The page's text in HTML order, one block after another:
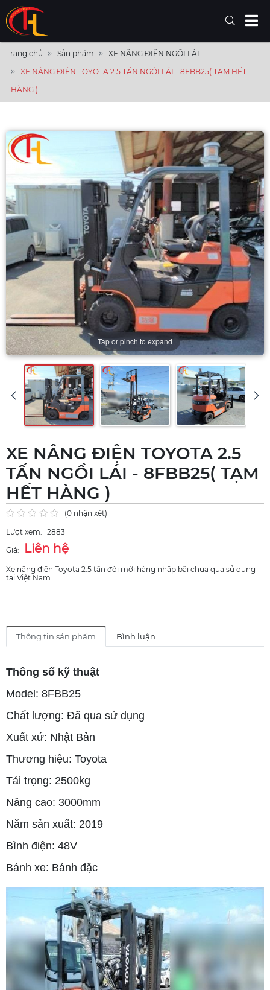
Trang chủ Sản phẩm
XE NÂNG ĐIỆN NGỒI LÁI
XE NÂNG ĐIỆN TOYOTA 2.5 TẤN NGỒI LÁI - 8FBB25( TẠM HẾT
HÀNG )
Tap or pinch to expand
XE NÂNG ĐIỆN TOYOTA 2.5
TẤN NGỒI LÁI - 8FBB25( TẠM
HẾT HÀNG )
(0 nhận xét)
Lượt xem: 2883
Giá:
Liên hệ
Xe nâng điện Toyota 2.5 tấn đời mới hàng nhập bãi chưa qua sử dụng
tại Việt Nam
Thông tin sản phẩm Bình luận
Thông số kỹ thuật
Model: 8FBB25
Chất lượng: Đã qua sử dụng
Xuất xứ: Nhật Bản
Thương hiệu: Toyota
Tải trọng: 2500kg
Nâng cao: 3000mm
Năm sản xuất: 2019
Bình điện: 48V
Bánh xe: Bánh đặc